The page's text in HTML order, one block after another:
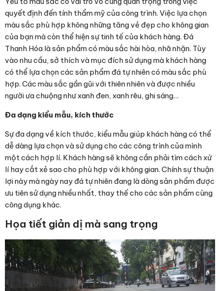
quyết định đến tính thẩm mỹ của công trình. Việc lựa chọn
màu sắc phù hợp không những tăng vẻ đẹp cho không gian
của bạn mà còn thể hiện sự tinh tế của khách hàng. Đá
Thanh Hóa là sản phẩm có màu sắc hài hòa, nhã nhặn. Tùy
vào nhu cầu, sở thích và mục đích sử dụng mà khách hàng
có thể lựa chọn các sản phẩm đá tự nhiên có màu sắc phù
hợp. Các màu sắc gần gũi với thiên nhiên và được nhiều
người ưa chuộng như xanh đen, xanh rêu, ghi sáng…
Đa dạng kiểu mẫu, kích thước
Sự đa dạng về kích thước, kiểu mẫu giúp khách hàng có thể
dễ dàng lựa chọn và sử dụng cho các công trình của mình
một cách hợp lí. Khách hàng sẽ không cần phải tìm cách xứ
lí hay cắt xẻ sao cho phù hợp với không gian. Chính sự thuận
lợi này mà ngày nay đá tự nhiên đang là dòng sản phẩm được
ưu tiên sử dụng nhiều nhất, thay thế cho các sản phẩm cùng
công dụng khác.
Họa tiết giản dị mà sang trọng